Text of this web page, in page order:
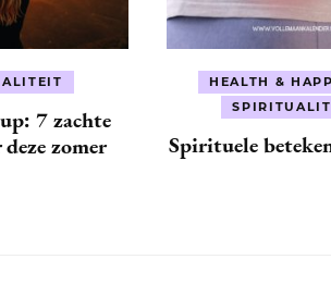
7 zachte
zomer
HEALTH &
Spirituele